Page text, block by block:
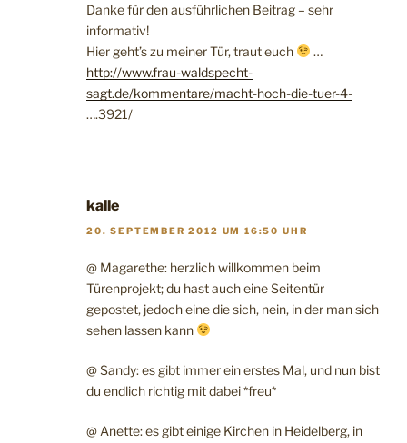
Danke für den ausführlichen Beitrag – sehr
informativ!
Hier geht’s zu meiner Tür, traut euch
…
http://www.frau-waldspecht-
sagt.de/kommentare/macht-hoch-die-tuer-4-
….3921/
kalle
20. SEPTEMBER 2012 UM 16:50 UHR
@ Magarethe: herzlich willkommen beim
Türenprojekt; du hast auch eine Seitentür
gepostet, jedoch eine die sich, nein, in der man sich
sehen lassen kann
@ Sandy: es gibt immer ein erstes Mal, und nun bist
du endlich richtig mit dabei *freu*
@ Anette: es gibt einige Kirchen in Heidelberg, in